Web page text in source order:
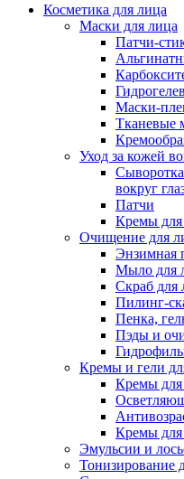
Косметика для лица
Маски для лица
Патчи-
Маски-
Тканевые
Уход за кожей
Сыворотка
вокруг
Патчи
Кремы для
Очищение для
Энзимная
Мыло для
Скраб для
Пилинг-
Пенка,
Пэды и
Кремы и гели
Кремы для
Кремы
Эмульсии и
Тонизирование